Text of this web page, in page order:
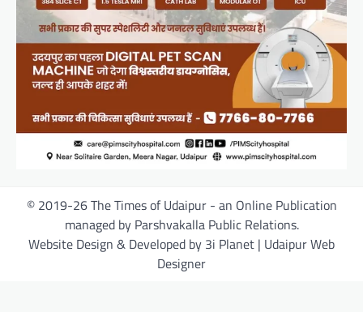
© 2019-26 The Times of Udaipur - an Online Publication
managed by Parshvakalla Public Relations.
Website Design & Developed by 3i Planet | Udaipur Web
Designer